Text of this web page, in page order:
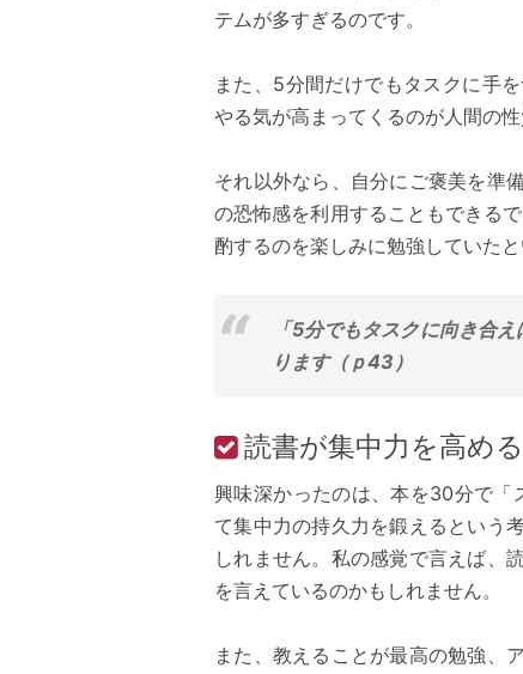
テムが多すぎるのです。
また、5分間だけでもタスクに手
やる気が高まってくるのが人間の性
それ以外なら、自分にご褒美を準
の恐怖感を利用することもできる
酌するのを楽しみに勉強していたと
「5分でもタスクに向き合
ります（ｐ43）
読書が集中力を高める
興味深かったのは、本を30分で「
て集中力の持久力を鍛えるという
しれません。私の感覚で言えば、
を言えているのかもしれません。
また、教えることが最高の勉強、